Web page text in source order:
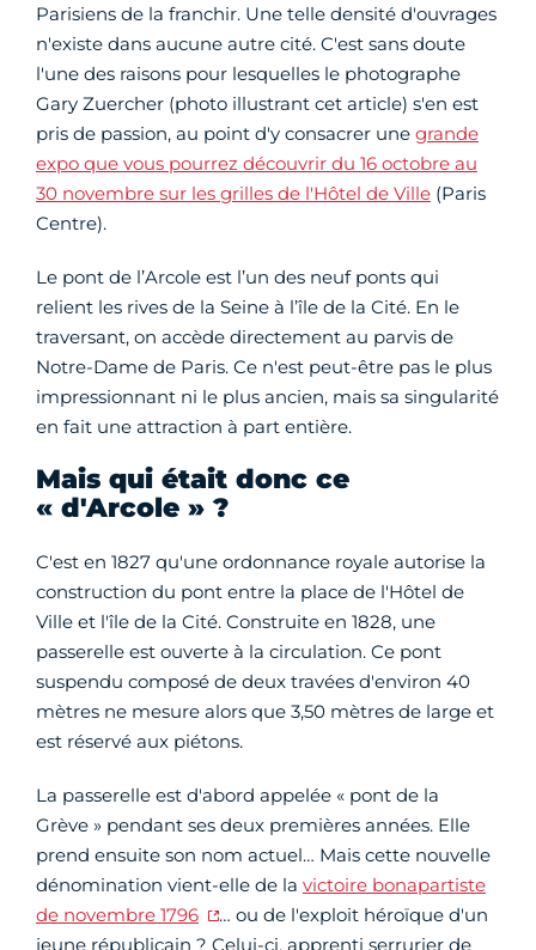
Parisiens de la franchir. Une telle densité d'ouvrages
n'existe dans aucune autre cité. C'est sans doute
l'une des raisons pour lesquelles le photographe
Gary Zuercher (photo illustrant cet article) s'en est
pris de passion, au point d'y consacrer une grande
expo que vous pourrez découvrir du 16 octobre au
30 novembre sur les grilles de l'Hôtel de Ville (Paris
Centre).
Le pont de l’Arcole est l’un des neuf ponts qui
relient les rives de la Seine à l’île de la Cité. En le
traversant, on accède directement au parvis de
Notre-Dame de Paris. Ce n'est peut-être pas le plus
impressionnant ni le plus ancien, mais sa singularité
en fait une attraction à part entière.
Mais qui était donc ce
« d'Arcole » ?
C'est en 1827 qu'une ordonnance royale autorise la
construction du pont entre la place de l'Hôtel de
Ville et l'île de la Cité. Construite en 1828, une
passerelle est ouverte à la circulation. Ce pont
suspendu composé de deux travées d'environ 40
mètres ne mesure alors que 3,50 mètres de large et
est réservé aux piétons.
La passerelle est d'abord appelée « pont de la
Grève » pendant ses deux premières années. Elle
prend ensuite son nom actuel… Mais cette nouvelle
dénomination vient-elle de la victoire bonapartiste
de novembre 1796
… ou de l'exploit héroïque d'un
jeune républicain ? Celui-ci, apprenti serrurier de